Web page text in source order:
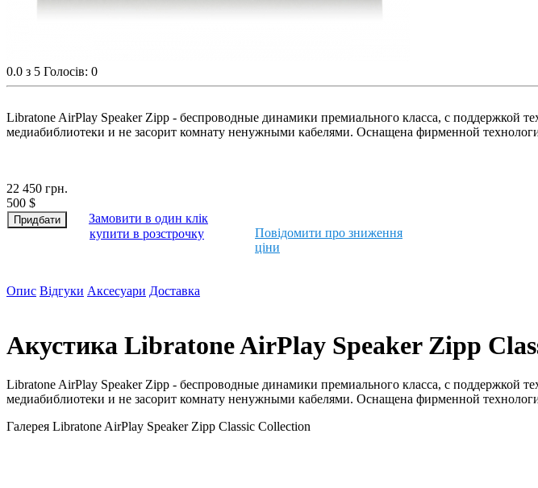
0.0 з 5 Голосів: 0
Libratone AirPlay Speaker Zipp - беспроводные динамики премиального класса, с поддержкой
медиабиблиотеки и не засорит комнату ненужными кабелями. Оснащена фирменной
22 450 грн.
500 $
Замовити в один клік
купити в розстрочку
Повідомити про зниження
ціни
Опис Відгуки Аксесуари Доставка
Акустика Libratone AirPlay Speaker Zipp
Libratone AirPlay Speaker Zipp - беспроводные динамики премиального класса, с поддержкой
медиабиблиотеки и не засорит комнату ненужными кабелями. Оснащена фирменной
Галерея Libratone AirPlay Speaker Zipp Classic Collection